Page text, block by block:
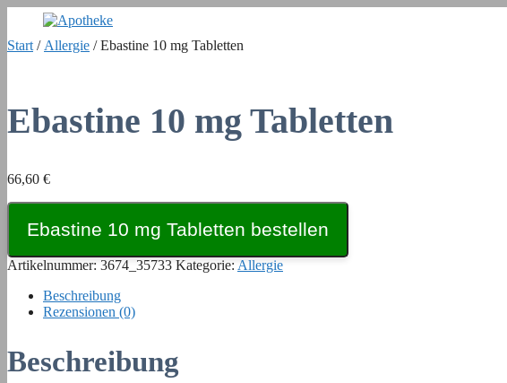
springen
Start / Allergie / Ebastine 10 mg Tabletten
Ebastine 10 mg Tabletten
66,60 €
Ebastine 10 mg Tabletten bestellen
Artikelnummer: 3674_35733 Kategorie: Allergie
Beschreibung
Rezensionen (0)
Beschreibung